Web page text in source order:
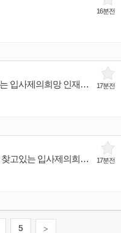
16분전
17분전
서울 강남구 에서 명품 일자리를 찾고있는 입사제의희망 인재입니다.
17분전
충남 천안시 동남구 에서 의류 일자리를 찾고있는 입사제의희망 인재입니다.
5 >